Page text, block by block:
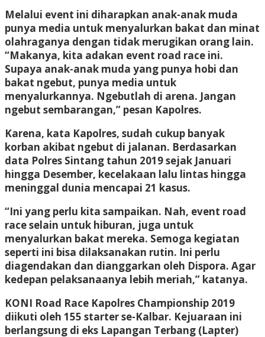
Melalui event ini diharapkan anak-anak muda
punya media untuk menyalurkan bakat dan minat
olahraganya dengan tidak merugikan orang lain.
“Makanya, kita adakan event road race ini.
Supaya anak-anak muda yang punya hobi dan
bakat ngebut, punya media untuk
menyalurkannya. Ngebutlah di arena. Jangan
ngebut sembarangan,” pesan Kapolres.
Karena, kata Kapolres, sudah cukup banyak
korban akibat ngebut di jalanan. Berdasarkan
data Polres Sintang tahun 2019 sejak Januari
hingga Desember, kecelakaan lalu lintas hingga
meninggal dunia mencapai 21 kasus.
“Ini yang perlu kita sampaikan. Nah, event road
race selain untuk hiburan, juga untuk
menyalurkan bakat mereka. Semoga kegiatan
seperti ini bisa dilaksanakan rutin. Ini perlu
diagendakan dan dianggarkan oleh Dispora. Agar
kedepan pelaksanaanya lebih meriah,” katanya.
KONI Road Race Kapolres Championship 2019
diikuti oleh 155 starter se-Kalbar. Kejuaraan ini
berlangsung di eks Lapangan Terbang (Lapter)